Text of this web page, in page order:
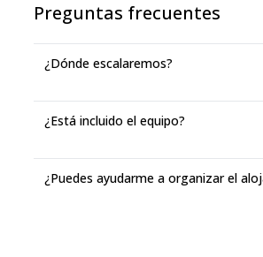
Preguntas frecuentes
¿Dónde escalaremos?
¿Está incluido el equipo?
¿Puedes ayudarme a organizar el